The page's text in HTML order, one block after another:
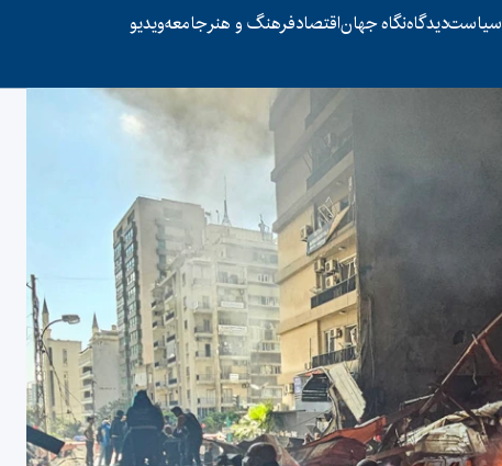
سیاستدیدگاهنگاه جهاناقتصادفرهنگ و هنرجامعهویدیو